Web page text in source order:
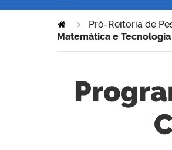
Pró-Reitoria de
Matemática e Tecnologia